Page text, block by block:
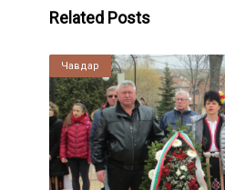
Related Posts
Чавдар